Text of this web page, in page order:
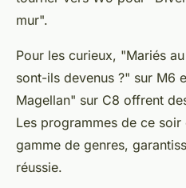
mur".
Pour les curieux, "Mariés
sont-ils devenus ?" sur M6
Magellan" sur C8 offrent
Les programmes de ce
gamme de genres,
réussie.